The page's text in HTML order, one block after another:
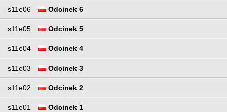
s11e06 Odcinek 6
s11e05 Odcinek 5
s11e04 Odcinek 4
s11e03 Odcinek 3
s11e02 Odcinek 2
s11e01 Odcinek 1